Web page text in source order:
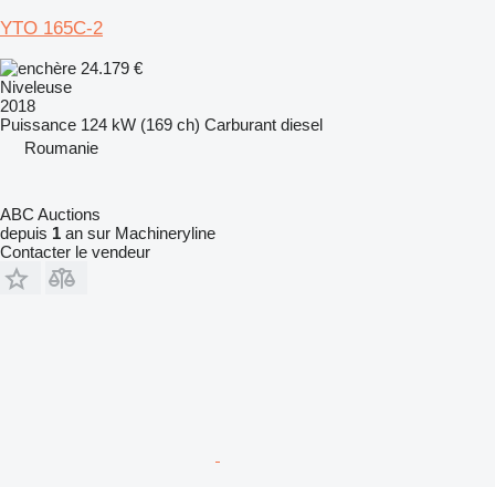
YTO 165C-2
24.179 €
Niveleuse
2018
Puissance 124 kW (169 ch) Carburant diesel
Roumanie
ABC Auctions
depuis 1 an sur Machineryline
Contacter le vendeur